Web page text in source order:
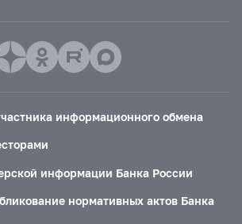
информационного обмена
информации Банка России
нормативных актов Банка